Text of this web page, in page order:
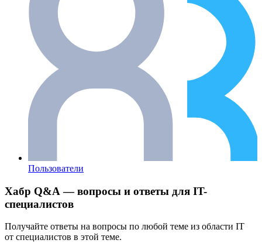
Пользователи
Хабр Q&A — вопросы и ответы для IT-
специалистов
Получайте ответы на вопросы по любой теме из области IT
от специалистов в этой теме.